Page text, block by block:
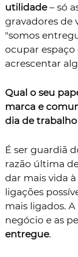
utilidade– só
gravadores de
"somos
ocupar
acrescentar
Qual o seu
marca e
dia de trabalho
É ser guardiã
razão última
dar mais vida
ligações
mais ligados.
negócio e as
entregue.